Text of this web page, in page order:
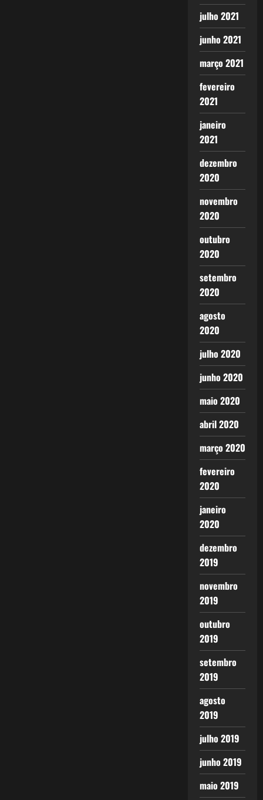
julho 2021
junho 2021
março 2021
fevereiro
2021
janeiro
2021
dezembro
2020
novembro
2020
outubro
2020
setembro
2020
agosto
2020
julho 2020
junho 2020
maio 2020
abril 2020
março 2020
fevereiro
2020
janeiro
2020
dezembro
2019
novembro
2019
outubro
2019
setembro
2019
agosto
2019
julho 2019
junho 2019
maio 2019